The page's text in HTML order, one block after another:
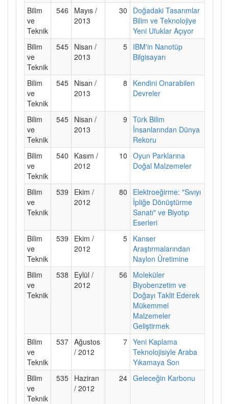
Bilim
ve
Teknik
546
Mayıs /
2013
30
Doğadaki Tasarımlar
Bilim ve Teknolojiye
Yeni Ufuklar Açıyor
Bilim
ve
Teknik
545 Nisan /
2013
5 IBM'in Nanotüp
Bilgisayarı
Bilim
ve
Teknik
545 Nisan /
2013
8
Kendini Onarabilen
Devreler
Bilim
ve
Teknik
545 Nisan /
2013
9 Türk Bilim
İnsanlarından Dünya
Rekoru
Bilim
ve
Teknik
540
Kasım /
2012
10 Oyun Parklarına
Doğal Malzemeler
Bilim
ve
Teknik
539
Ekim /
2012
80
Elektroeğirme: "Sıvıyı
İpliğe Dönüştürme
Sanatı" ve Biyotıp
Eserleri
Bilim
ve
Teknik
539
Ekim /
2012
5 Kanser
Araştırmalarından
Naylon Üretimine
Bilim
ve
Teknik
538
Eylül /
2012
56
Moleküler
Biyobenzetim ve
Doğayı Taklit Ederek
Mükemmel
Malzemeler
Geliştirmek
Bilim
ve
Teknik
537 Ağustos
/ 2012
7 Yeni Kaplama
Teknolojisiyle Araba
Yıkamaya Son
Bilim
ve
Teknik
535 Haziran
/ 2012
24 Geleceğin Karbonu